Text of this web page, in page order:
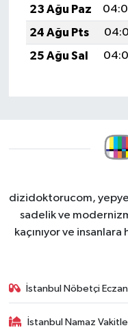
23 Ağu Paz
24 Ağu Pts
25 Ağu Sal
dizidoktorucom,
sadelik ve
kaçınıyor ve
İstanbul Nöbetçi
İstanbul Namaz